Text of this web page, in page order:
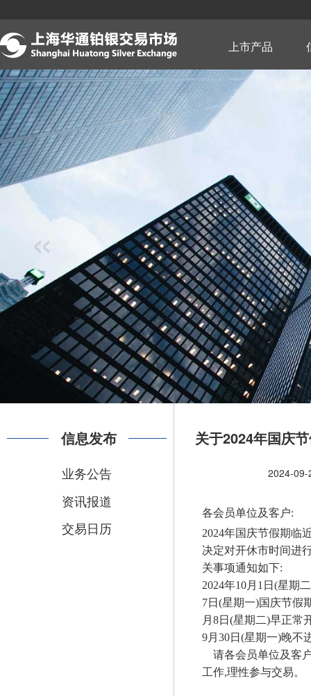
转
到
主
要
内
容
上市产品
信息发布
业务公告
资讯报道
交易日历
关于2024年国庆
2024-09-
各会员单位及客户:
2024年国庆节假期临
决定对开休市时间进
关事项通知如下:
2024年10月1日(星期
7日(星期一)国庆节假
月8日(星期二)早正常
9月30日(星期一)晚不
请各会员单位及客
工作,理性参与交易。